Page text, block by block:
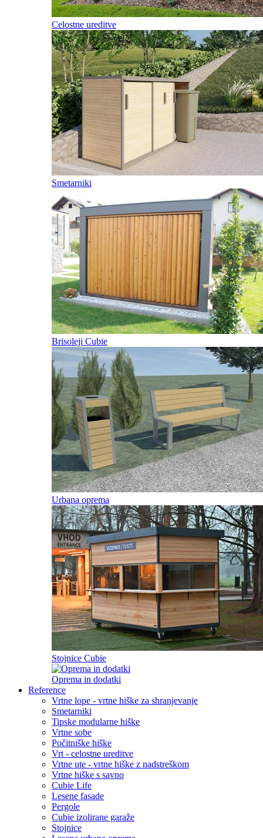
Celostne ureditve
Smetarniki
Brisoleji Cubie
Urbana oprema
Stojnice Cubie
Oprema in dodatki
Reference
Vrtne lope - vrtne hiške za shranjevanje
Smetarniki
Tipske modularne hiške
Vrtne sobe
Počitniške hiške
Vrt - celostne ureditve
Vrtne ute - vrtne hiške z nadstreškom
Vrtne hiške s savno
Cubie Life
Lesene fasade
Pergole
Cubie izolirane garaže
Stojnice